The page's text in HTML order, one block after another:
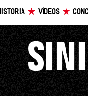
VÍDEOS